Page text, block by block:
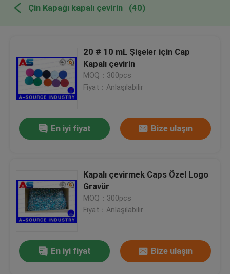
Çin Kapağı kapalı çevirin (40)
20 # 10 mL Şişeler için Cap
Kapalı çevirin
MOQ：300pcs
Fiyat：Anlaşılabilir
En iyi fiyat Bize ulaşın
Kapalı çevirmek Caps Özel Logo
Gravür
MOQ：300pcs
Fiyat：Anlaşılabilir
En iyi fiyat Bize ulaşın